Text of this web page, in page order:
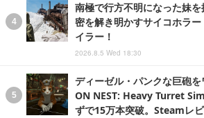
南極で行方不明になった妹
密を解き明かすサイコホラ
イラー！
2026.8.5 Wed 18:30
ディーゼル・パンクな巨砲
ON NEST: Heavy Turret
ずで15万本突破。Steamレ